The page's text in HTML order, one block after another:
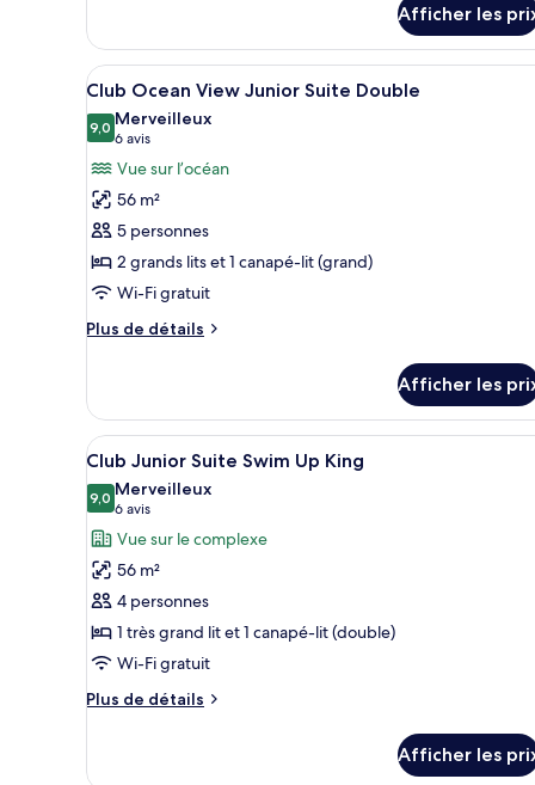
grand
lit
et
1
canapé-
lit,
au
bord
de
l’océan
Swim
Suite
Junior,
1
très
grand
et
canapé-
lit,
au
de
l’océan
(Club,
Afficher les
Afficher
toutes
les
photos
pour
ce
type
de
chambre :
Club
Junior
Suite
Double
Une chambre d’hôtel
6
Club Ocean View Junior Suite Double
9,09,0 sur 10
Merveilleux
6 avis
(6 avis)
Vue sur l’océan
56 m²
5 personnes
2 grands lits et 1 canapé-lit (grand)
Wi-Fi gratuit
Plus de détails
Plus
Club
Ocean
View
Junior
Suite
Double
Afficher les
Afficher
toutes
les
photos
pour
ce
type
de
chambre :
Club
Swim
Une chambre d’hôtel
6
Club Junior Suite Swim Up King
9,09,0 sur 10
Merveilleux
6 avis
(6 avis)
Vue sur le complexe
56 m²
4 personnes
1 très grand lit et 1 canapé-lit (double)
Wi-Fi gratuit
Plus de détails
Plus
Afficher les